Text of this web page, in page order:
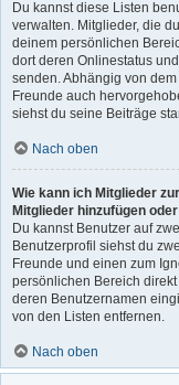
Du kannst diese Listen
verwalten. Mitglieder, die
deinem persönlichen
dort deren Onlinestatus
senden. Abhängig von
Freunde auch
siehst du seine Beiträge
Nach oben
Wie kann ich Mitglieder
Mitglieder hinzufügen
Du kannst Benutzer auf
Benutzerprofil siehst du
Freunde und einen zum
persönlichen Bereich
deren Benutzernamen
von den Listen entfernen.
Nach oben